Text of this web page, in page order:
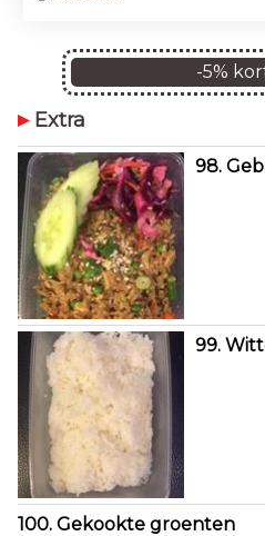
-5%
Extra
98.
99.
100. Gekookte groenten